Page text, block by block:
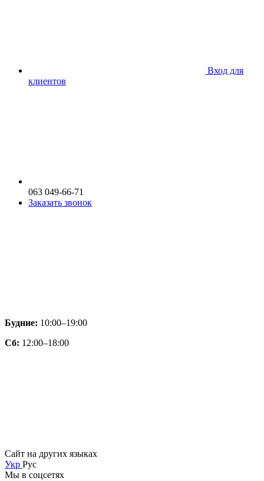
Вход для
клиентов
063 049-66-71
Заказать звонок
Будние: 10:00–19:00
Сб: 12:00–18:00
Сайт на других языках
Укр Рус
Мы в соцсетях